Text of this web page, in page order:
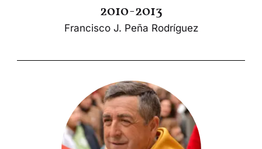
2010-2013
Francisco J. Peña Rodríguez